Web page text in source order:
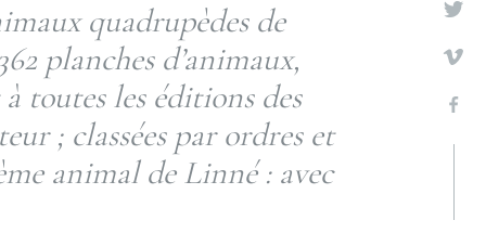
quadrupèdes de
planches d’animaux,
toutes les éditions des
; classées par ordres et
animal de Linné : avec